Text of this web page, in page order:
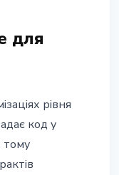
для
рівня
код у
тому